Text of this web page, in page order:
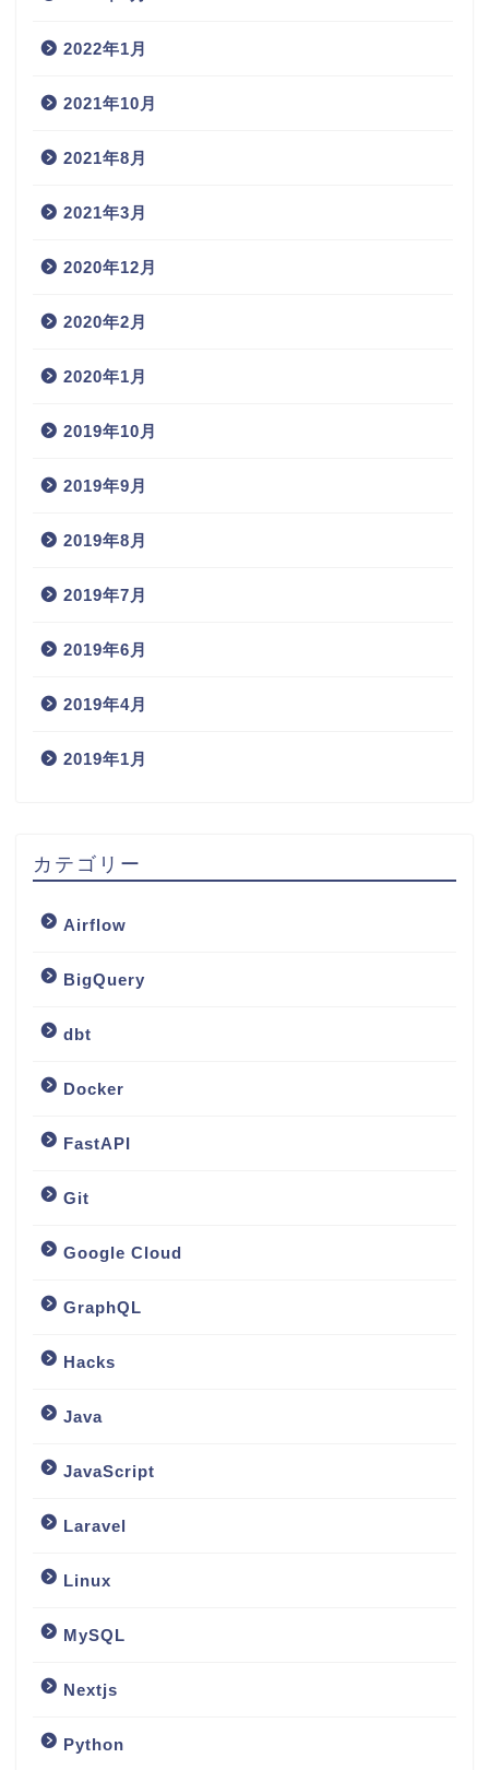
2022年1月
2021年10月
2021年8月
2021年3月
2020年12月
2020年2月
2020年1月
2019年10月
2019年9月
2019年8月
2019年7月
2019年6月
2019年4月
2019年1月
カテゴリー
Airflow
BigQuery
dbt
Docker
FastAPI
Git
Google Cloud
GraphQL
Hacks
Java
JavaScript
Laravel
Linux
MySQL
Nextjs
Python